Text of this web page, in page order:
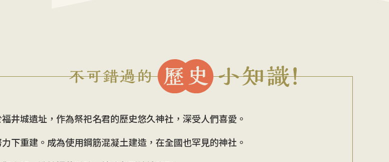
井城遺址，作為祭祀名君的歷史悠久神社，深受人們喜愛。
下重建。成為使用鋼筋混凝土建造，在全國也罕見的神社。